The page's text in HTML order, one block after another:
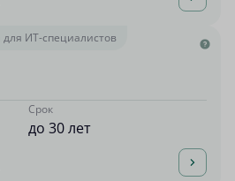
для ИТ-специалистов
Срок
до 30 лет